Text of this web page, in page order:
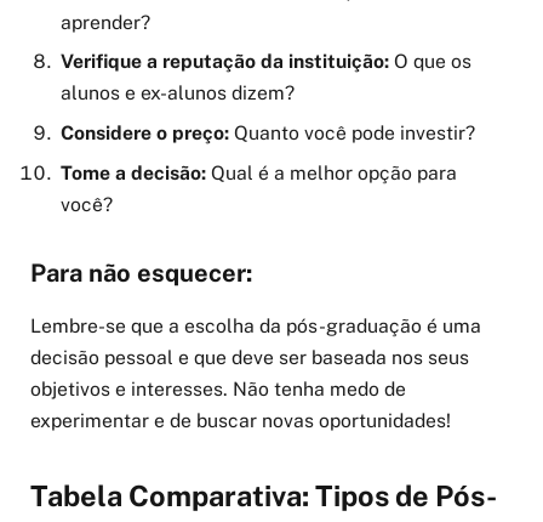
aprender?
Verifique a reputação da instituição: O que os
alunos e ex-alunos dizem?
Considere o preço: Quanto você pode investir?
Tome a decisão: Qual é a melhor opção para
você?
Para não esquecer:
Lembre-se que a escolha da pós-graduação é uma
decisão pessoal e que deve ser baseada nos seus
objetivos e interesses. Não tenha medo de
experimentar e de buscar novas oportunidades!
Tabela Comparativa: Tipos de Pós-